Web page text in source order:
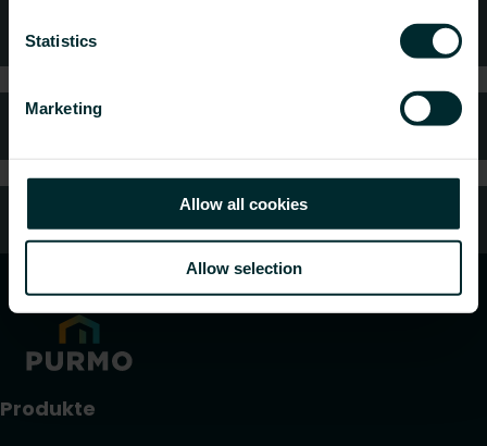
Statistics
Marketing
Allow all cookies
Allow selection
Technische Beratung
Häufig gestellte Fragen
Kundendienst
Produkte